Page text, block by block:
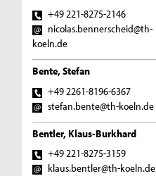
+49 221-8275-2146
nicolas.bennerscheid@th-
koeln.de
Bente, Stefan
+49 2261-8196-6367
stefan.bente@th-koeln.de
Bentler, Klaus-Burkhard
+49 221-8275-3159
klaus.bentler@th-koeln.de